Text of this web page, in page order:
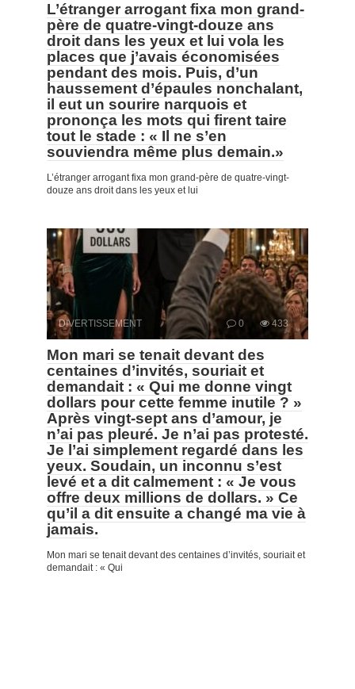
L’étranger arrogant fixa mon grand-
père de quatre-vingt-douze ans
droit dans les yeux et lui vola les
places que j’avais économisées
pendant des mois. Puis, d’un
haussement d’épaules nonchalant,
il eut un sourire narquois et
prononça les mots qui firent taire
tout le stade : « Il ne s’en
souviendra même plus demain.»
L’étranger arrogant fixa mon grand-père de quatre-vingt-
douze ans droit dans les yeux et lui
DIVERTISSEMENT 0 433
Mon mari se tenait devant des
centaines d’invités, souriait et
demandait : « Qui me donne vingt
dollars pour cette femme inutile ? »
Après vingt-sept ans d’amour, je
n’ai pas pleuré. Je n’ai pas protesté.
Je l’ai simplement regardé dans les
yeux. Soudain, un inconnu s’est
levé et a dit calmement : « Je vous
offre deux millions de dollars. » Ce
qu’il a dit ensuite a changé ma vie à
jamais.
Mon mari se tenait devant des centaines d’invités, souriait et
demandait : « Qui